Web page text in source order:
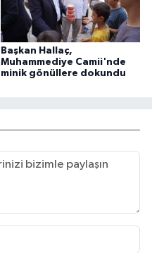
Başkan Hallaç,
Muhammediye Camii'nde
minik gönüllere dokundu